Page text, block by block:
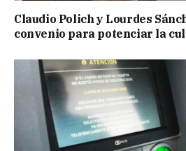
Claudio Polich y Lourdes
convenio para potenciar la